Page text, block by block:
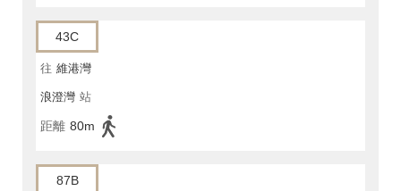
43C
往 維港灣
浪澄灣 站
距離 80m
87B